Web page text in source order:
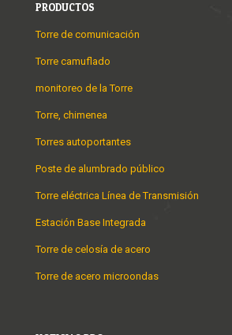
PRODUCTOS
Torre de comunicación
Torre camuflado
monitoreo de la Torre
Torre, chimenea
Torres autoportantes
Poste de alumbrado público
Torre eléctrica Línea de Transmisión
Estación Base Integrada
Torre de celosía de acero
Torre de acero microondas